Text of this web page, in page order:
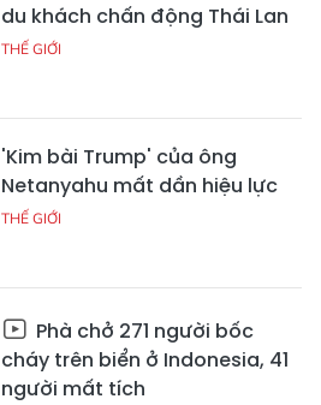
du khách chấn động Thái Lan
THẾ GIỚI
'Kim bài Trump' của ông
Netanyahu mất dần hiệu lực
THẾ GIỚI
Phà chở 271 người bốc
cháy trên biển ở Indonesia, 41
người mất tích